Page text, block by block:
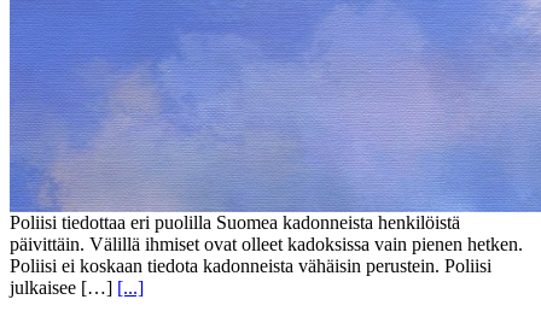
Poliisi tiedottaa eri puolilla Suomea kadonneista henkilöistä
päivittäin. Välillä ihmiset ovat olleet kadoksissa vain pienen hetken.
Poliisi ei koskaan tiedota kadonneista vähäisin perustein. Poliisi
julkaisee […] [...]